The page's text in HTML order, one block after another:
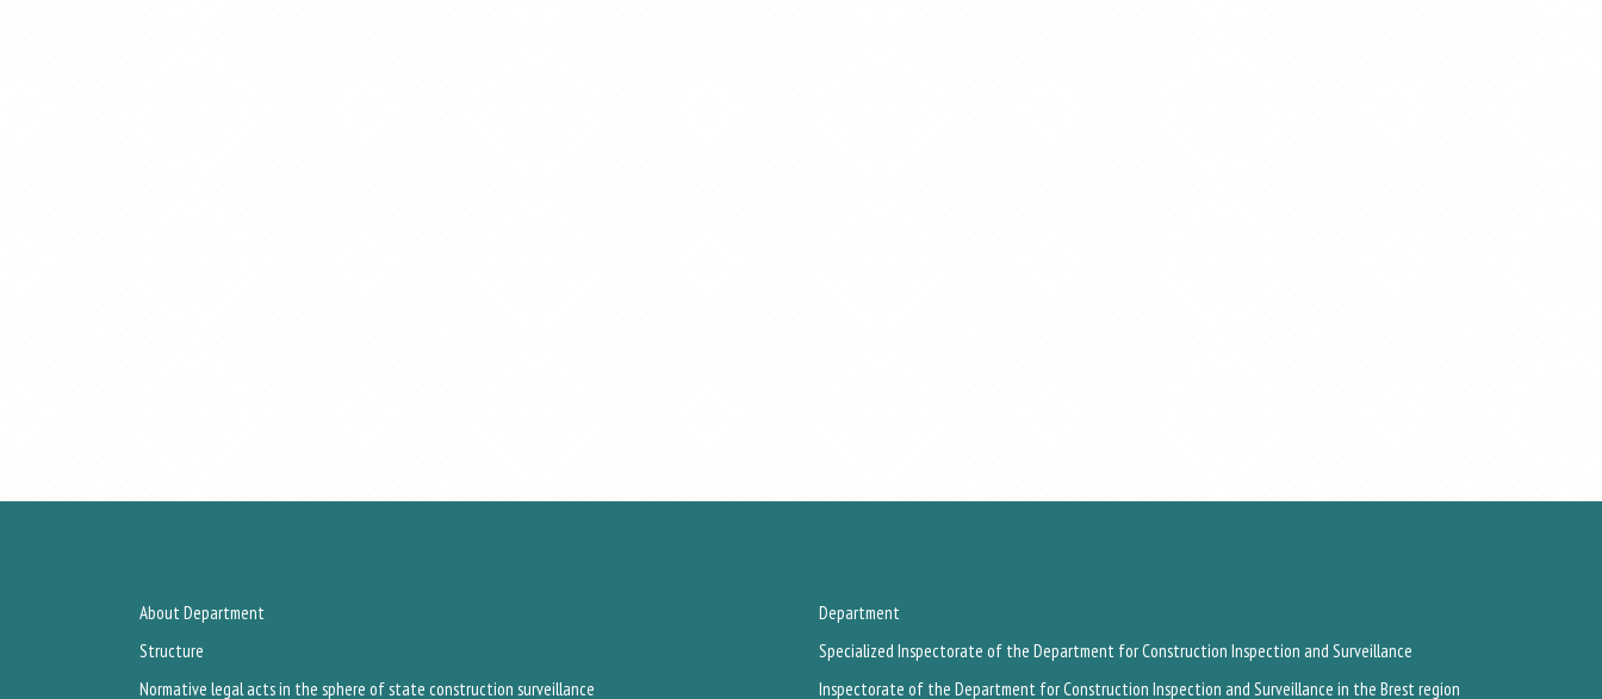
About Department
Structure
Normative legal acts in the sphere of state construction surveillance
Department
Specialized Inspectorate of the Department for Construction Inspection and Surveillance
Inspectorate of the Department for Construction Inspection and Surveillance in the Brest region